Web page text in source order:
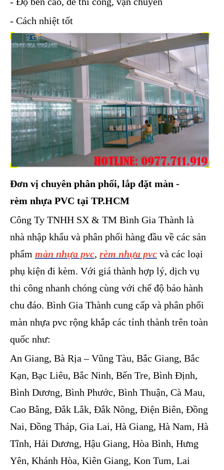
- Cách nhiệt tốt
Đơn vị chuyên phân phối, lắp đặt màn -
rèm nhựa PVC tại TP.HCM
Công Ty TNHH SX & TM Bình Gia Thành là
nhà nhập khẩu và phân phối hàng đầu về các sản
phẩm màn nhựa pvc, rèm nhựa pvc và các loại
phụ kiện đi kèm. Với giá thành hợp lý, dịch vụ
thi công nhanh chóng cùng với chế độ bảo hành
chu đáo. Bình Gia Thành cung cấp và phân phối
màn nhựa pvc rộng khắp các tỉnh thành trên toàn
quốc như:
An Giang, Bà Rịa – Vũng Tàu, Bắc Giang, Bắc
Kạn, Bạc Liêu, Bắc Ninh, Bến Tre, Bình Định,
Bình Dương, Bình Phước, Bình Thuận, Cà Mau,
Cao Bằng, Đắk Lắk, Đắk Nông, Điện Biên, Đồng
Nai, Đồng Tháp, Gia Lai, Hà Giang, Hà Nam, Hà
Tĩnh, Hải Dương, Hậu Giang, Hòa Bình, Hưng
Yên, Khánh Hòa, Kiên Giang, Kon Tum, Lai